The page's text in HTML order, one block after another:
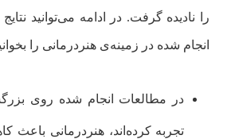
را نادیده گرفت. در ادامه می‌توانید
انجام شده در زمینه‌ی هنردرمانی را
در مطالعات انجام شده روی
تجربه کرده‌اند، هنردرمانی باعث